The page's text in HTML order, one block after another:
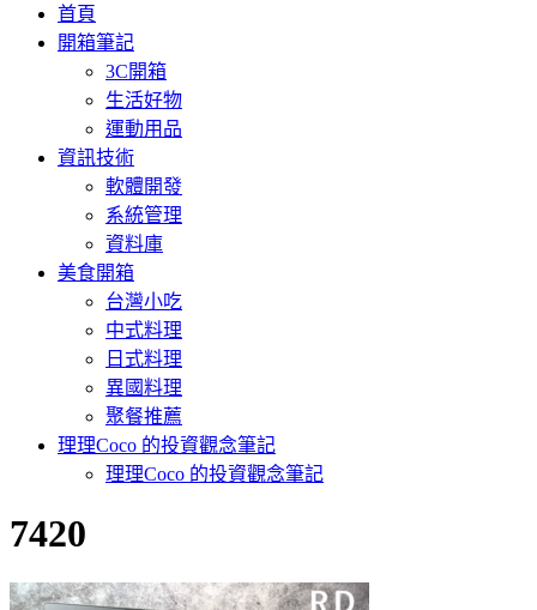
首頁
開箱筆記
3C開箱
生活好物
運動用品
資訊技術
軟體開發
系統管理
資料庫
美食開箱
台灣小吃
中式料理
日式料理
異國料理
聚餐推薦
理理Coco 的投資觀念筆記
理理Coco 的投資觀念筆記
標籤
:
7420